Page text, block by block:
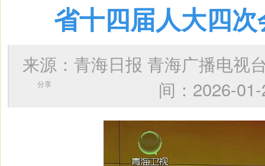
省十四届人大四
来源：青海日报 青海广播电
间：2026-
分享